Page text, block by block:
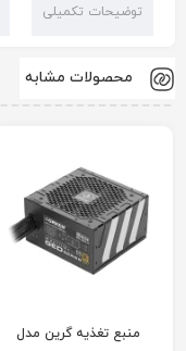
توضیحات تکمیلی
محصولات مشابه
منبع تغذیه گرین مدل